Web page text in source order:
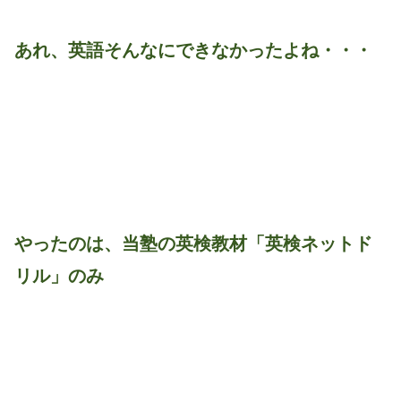
あれ、英語そんなにできなかったよね・・・
やったのは、当塾の英検教材「英検ネットド
リル」のみ